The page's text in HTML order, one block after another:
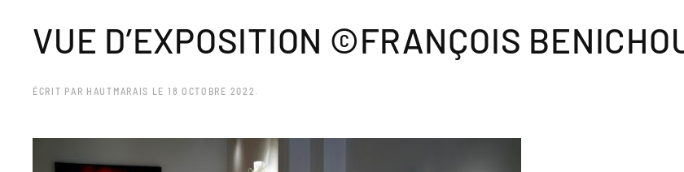
VUE D’EXPOSITION ©FRANÇOIS
ÉCRIT PAR HAUTMARAIS LE 18 OCTOBRE 2022 .